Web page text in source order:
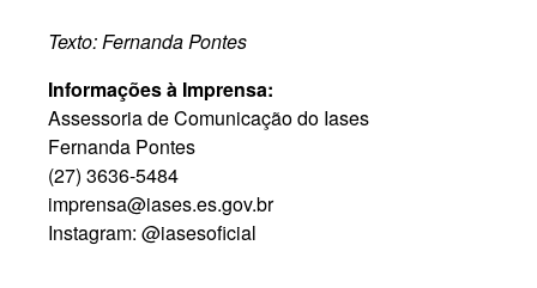
Texto: Fernanda Pontes
Informações à Imprensa:
Assessoria de Comunicação do Iases
Fernanda Pontes
(27) 3636-5484
imprensa@iases.es.gov.br
Instagram: @iasesoficial